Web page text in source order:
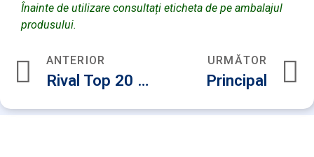
Înainte de utilizare consultați eticheta de pe ambalajul
produsului.
ANTERIOR
Rival Top 20 SG
URMĂTOR
Principal